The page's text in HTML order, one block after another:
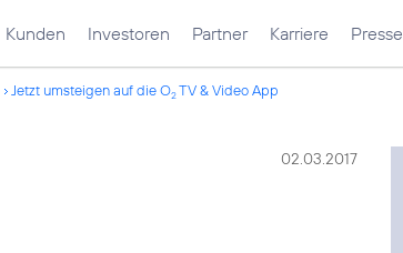
Kunden Investoren Partner Karriere Presse
Jetzt umsteigen auf die O2TV & Video App
02.03.2017